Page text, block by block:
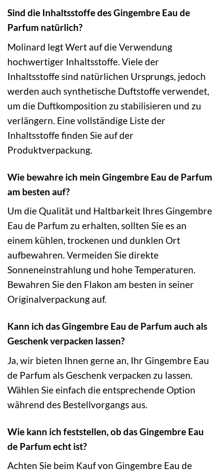
Sind die Inhaltsstoffe des Gingembre Eau de
Parfum natürlich?
Molinard legt Wert auf die Verwendung
hochwertiger Inhaltsstoffe. Viele der
Inhaltsstoffe sind natürlichen Ursprungs, jedoch
werden auch synthetische Duftstoffe verwendet,
um die Duftkomposition zu stabilisieren und zu
verlängern. Eine vollständige Liste der
Inhaltsstoffe finden Sie auf der
Produktverpackung.
Wie bewahre ich mein Gingembre Eau de Parfum
am besten auf?
Um die Qualität und Haltbarkeit Ihres Gingembre
Eau de Parfum zu erhalten, sollten Sie es an
einem kühlen, trockenen und dunklen Ort
aufbewahren. Vermeiden Sie direkte
Sonneneinstrahlung und hohe Temperaturen.
Bewahren Sie den Flakon am besten in seiner
Originalverpackung auf.
Kann ich das Gingembre Eau de Parfum auch als
Geschenk verpacken lassen?
Ja, wir bieten Ihnen gerne an, Ihr Gingembre Eau
de Parfum als Geschenk verpacken zu lassen.
Wählen Sie einfach die entsprechende Option
während des Bestellvorgangs aus.
Wie kann ich feststellen, ob das Gingembre Eau
de Parfum echt ist?
Achten Sie beim Kauf von Gingembre Eau de